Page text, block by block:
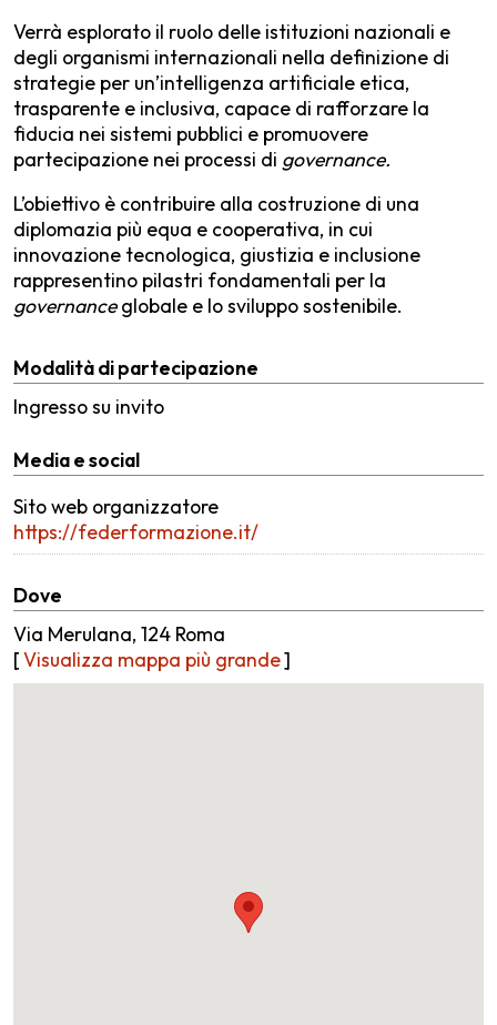
Verrà esplorato il ruolo delle istituzioni nazionali e
degli organismi internazionali nella definizione di
strategie per un’intelligenza artificiale etica,
trasparente e inclusiva, capace di rafforzare la
fiducia nei sistemi pubblici e promuovere
partecipazione nei processi di governance.
L’obiettivo è contribuire alla costruzione di una
diplomazia più equa e cooperativa, in cui
innovazione tecnologica, giustizia e inclusione
rappresentino pilastri fondamentali per la
governanceglobale e lo sviluppo sostenibile.
Modalità di partecipazione
Ingresso su invito
Media e social
Sito web organizzatore
https://federformazione.it/
Dove
Via Merulana, 124 Roma
[Visualizza mappa più grande]